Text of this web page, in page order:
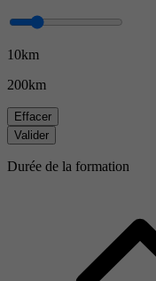
10km
200km
Effacer
Valider
Durée de la formation